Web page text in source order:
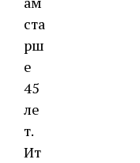
ста
рш
е
45
ле
т.
Ит